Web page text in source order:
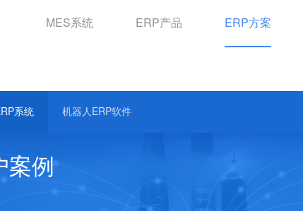
MES系统 ERP产品 ERP方案
系统 机器人ERP软件
案例